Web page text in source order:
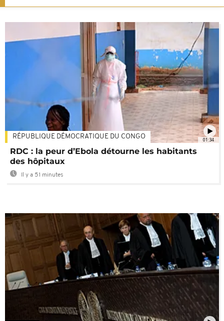
01:34
RÉPUBLIQUE DÉMOCRATIQUE DU CONGO
RDC : la peur d’Ebola détourne les habitants
des hôpitaux
Il y a 51 minutes